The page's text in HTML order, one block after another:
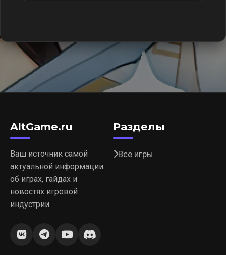
AltGame.ru
Ваш источник самой
актуальной информации
об играх, гайдах и
новостях игровой
индустрии.
Разделы
Все игры